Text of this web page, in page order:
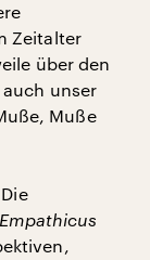
Zeitalter
über den
unser
Muße